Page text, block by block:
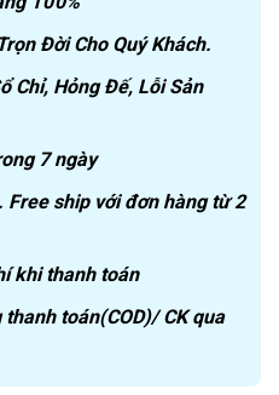
Đời Cho Quý Khách.
Chỉ, Hỏng Đế, Lỗi Sản
7 ngày
Free ship với đơn hàng từ 2
khi thanh toán
thanh toán(COD)/ CK qua